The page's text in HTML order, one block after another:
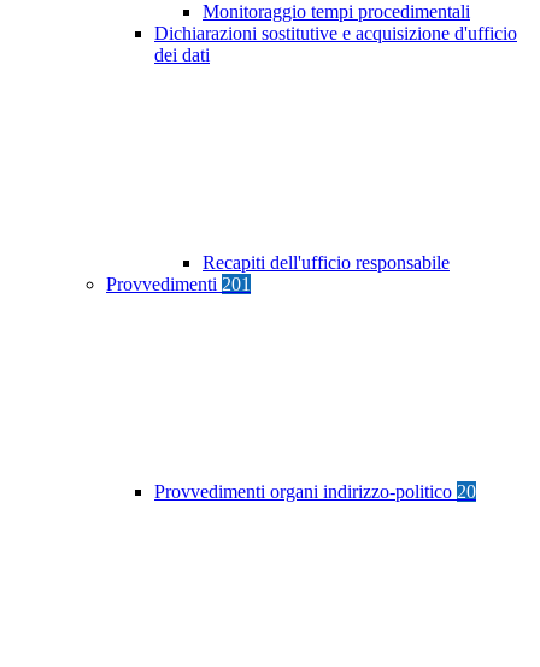
Monitoraggio tempi procedimentali
Dichiarazioni sostitutive e acquisizione d'ufficio
dei dati
Recapiti dell'ufficio responsabile
Provvedimenti 201
Provvedimenti organi indirizzo-politico 20